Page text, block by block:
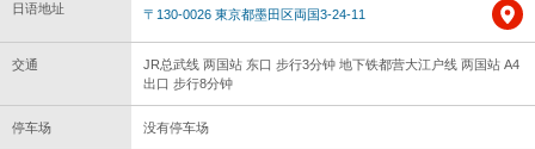
日语地址 〒130-0026 東京都墨田区両国3-24-11
交通
JR总武线 两国站 东口 步行3分钟 地下铁都营大江户线 两国站 A4
出口 步行8分钟
停车场 没有停车场